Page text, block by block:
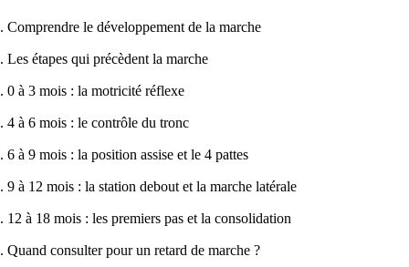
Comprendre le développement de la marche
Les étapes qui précèdent la marche
0 à 3 mois : la motricité réflexe
4 à 6 mois : le contrôle du tronc
6 à 9 mois : la position assise et le 4 pattes
9 à 12 mois : la station debout et la marche latérale
12 à 18 mois : les premiers pas et la consolidation
Quand consulter pour un retard de marche ?